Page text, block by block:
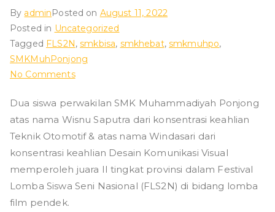
By adminPosted on August 11, 2022
Posted in Uncategorized
Tagged FLS2N,smkbisa, smkhebat,smkmuhpo,
SMKMuhPonjong
No Commentson
2
FLS2N
Tingkat
Provinsi
Kategori
Film
Dua siswa perwakilan SMK Muhammadiyah Ponjong
atas nama Wisnu Saputra dari konsentrasi keahlian
Teknik Otomotif & atas nama Windasari dari
konsentrasi keahlian Desain Komunikasi Visual
memperoleh juara II tingkat provinsi dalam Festival
Lomba Siswa Seni Nasional (FLS2N) di bidang lomba
film pendek.